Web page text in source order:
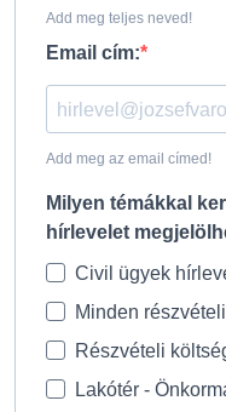
Add meg teljes neved!
Email cím:
Add meg az email címed!
Milyen témákkal
hírlevelet
Civil ügyek
Minden
Részvételi
Lakótér -